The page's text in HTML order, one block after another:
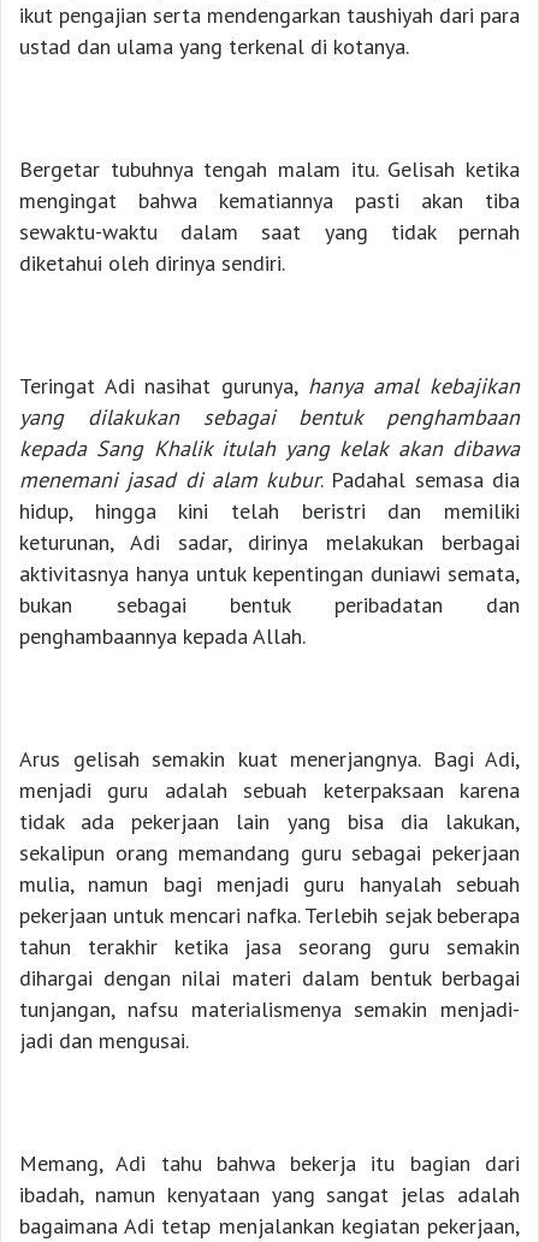
ikut pengajian serta mendengarkan taushiyah dari para
ustad dan ulama yang terkenal di kotanya.
Bergetar tubuhnya tengah malam itu. Gelisah ketika
mengingat bahwa kematiannya pasti akan tiba
sewaktu-waktu dalam saat yang tidak pernah
diketahui oleh dirinya sendiri.
Teringat Adi nasihat gurunya, hanya amal kebajikan
yang dilakukan sebagai bentuk penghambaan
kepada Sang Khalik itulah yang kelak akan dibawa
menemani jasad di alam kubur. Padahal semasa dia
hidup, hingga kini telah beristri dan memiliki
keturunan, Adi sadar, dirinya melakukan berbagai
aktivitasnya hanya untuk kepentingan duniawi semata,
bukan sebagai bentuk peribadatan dan
penghambaannya kepada Allah.
Arus gelisah semakin kuat menerjangnya. Bagi Adi,
menjadi guru adalah sebuah keterpaksaan karena
tidak ada pekerjaan lain yang bisa dia lakukan,
sekalipun orang memandang guru sebagai pekerjaan
mulia, namun bagi menjadi guru hanyalah sebuah
pekerjaan untuk mencari nafka. Terlebih sejak beberapa
tahun terakhir ketika jasa seorang guru semakin
dihargai dengan nilai materi dalam bentuk berbagai
tunjangan, nafsu materialismenya semakin menjadi-
jadi dan mengusai.
Memang, Adi tahu bahwa bekerja itu bagian dari
ibadah, namun kenyataan yang sangat jelas adalah
bagaimana Adi tetap menjalankan kegiatan pekerjaan,